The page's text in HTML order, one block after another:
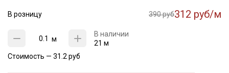
В розницу 390 руб312 руб/м
м
В наличии
21 м
Стоимость — 31.2 руб